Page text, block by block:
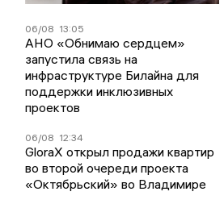
06/08 13:05
АНО «Обнимаю сердцем»
запустила связь на
инфраструктуре Билайна для
поддержки инклюзивных
проектов
06/08 12:34
GloraX открыл продажи квартир
во второй очереди проекта
«Октябрьский» во Владимире